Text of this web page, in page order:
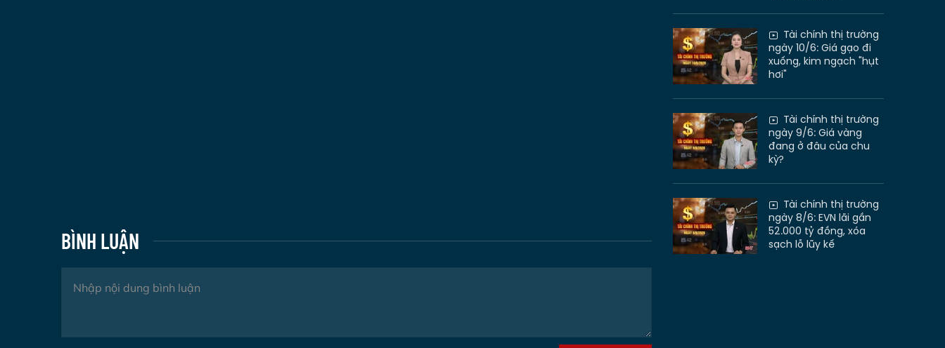
BÌNH LUẬN
Tài chính thị trường
ngày 10/6: Giá gạo đi
xuống, kim ngạch "hụt
hơi"
Tài chính thị trường
ngày 9/6: Giá vàng
đang ở đâu của chu
kỳ?
Tài chính thị trường
ngày 8/6: EVN lãi gần
52.000 tỷ đồng, xóa
sạch lỗ lũy kế